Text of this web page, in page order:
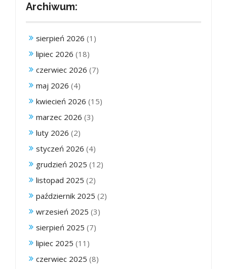
Archiwum:
sierpień 2026 (1)
lipiec 2026 (18)
czerwiec 2026 (7)
maj 2026 (4)
kwiecień 2026 (15)
marzec 2026 (3)
luty 2026 (2)
styczeń 2026 (4)
grudzień 2025 (12)
listopad 2025 (2)
październik 2025 (2)
wrzesień 2025 (3)
sierpień 2025 (7)
lipiec 2025 (11)
czerwiec 2025 (8)